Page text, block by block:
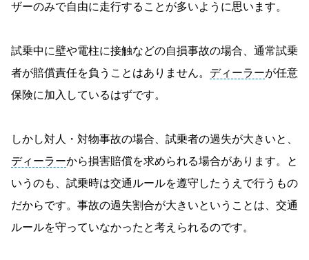
ザーのみで自由に走行することが多いように思います。
試乗中に壁や電柱に接触などの自損事故の場合、通常試乗
者が賠償責任を負うことはありません。 ディーラーが任意
保険に加入しているはずです。
しかし対人・対物事故の場合、試乗者の過失が大きいと、
ディーラーから損害賠償を求められる場合があります。と
いうのも、試乗時は交通ルールを遵守したうえで行うもの
だからです。事故の過失割合が大きいということは、交通
ルールを守っていなかったと考えられるのです。